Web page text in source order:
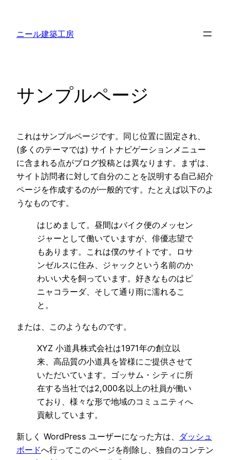
ニール建築工房
サンプルページ
これはサンプルページです。同じ位置に固定され、
(多くのテーマでは) サイトナビゲーションメニュー
に含まれる点がブログ投稿とは異なります。まずは、
サイト訪問者に対して自分のことを説明する自己紹介
ページを作成するのが一般的です。たとえば以下のよ
うなものです。
はじめまして。昼間はバイク便のメッセン
ジャーとして働いていますが、俳優志望で
もあります。これは僕のサイトです。ロサ
ンゼルスに住み、ジャックという名前のか
わいい犬を飼っています。好きなものはピ
ニャコラーダ、そして通り雨に濡れるこ
と。
または、このようなものです。
XYZ 小道具株式会社は1971年の創立以
来、高品質の小道具を皆様にご提供させて
いただいています。ゴッサム・シティに所
在する当社では2,000名以上の社員が働い
ており、様々な形で地域のコミュニティへ
貢献しています。
新しく WordPress ユーザーになった方は、 ダッシュ
ボードへ行ってこのページを削除し、独自のコンテン